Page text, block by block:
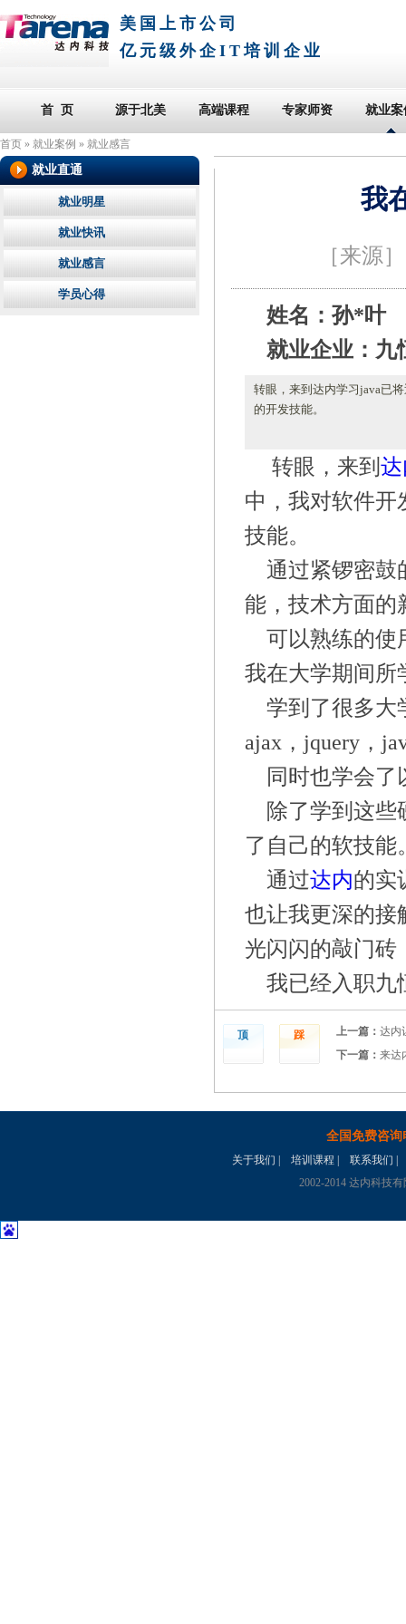
美国上市公司
亿元级外企IT培训企业
首 页 源于北美 高端课程 专家师资 就业案
首页 » 就业案例 » 就业感言
我
［来源
姓名：孙*叶
就业企业：九
转眼，来到达内学习java已
的开发技能。
转眼，来到
中，我对软件开
技能。
通过紧锣密鼓
能，技术方面的
可以熟练的使
我在大学期间所
学到了很多大
ajax ， jquery ，
同时也学会
除了学到这些
了自己的软技能
通过达内的实
也让我更深的接
光闪闪的敲门砖
我已经入职九
顶 踩 上一篇： 达内
下一篇： 来达
就业直通
就业明星
就业快讯
就业感言
学员心得
全国免费咨询
关于我们 培训课程 联系我们
2002-2014 达内科技